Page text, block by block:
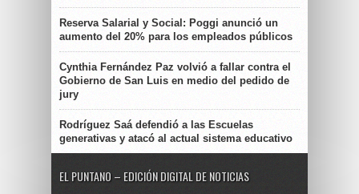
Reserva Salarial y Social: Poggi anunció un
aumento del 20% para los empleados públicos
Cynthia Fernández Paz volvió a fallar contra el
Gobierno de San Luis en medio del pedido de
jury
Rodríguez Saá defendió a las Escuelas
generativas y atacó al actual sistema educativo
EL PUNTANO – EDICIÓN DIGITAL DE NOTICIAS